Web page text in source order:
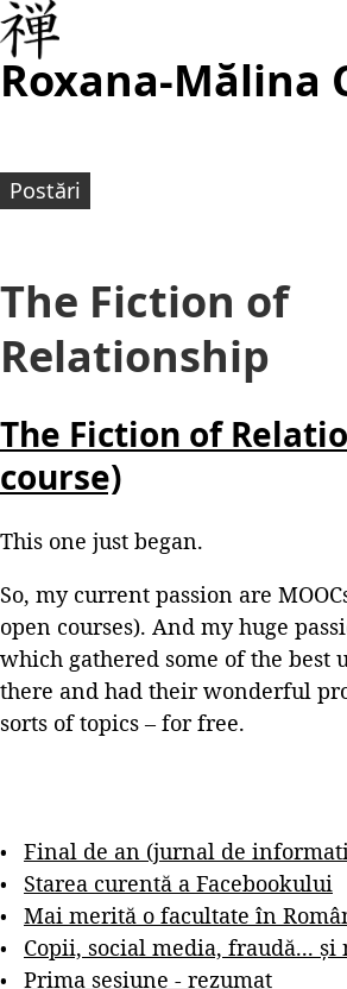
Roxana-Mălina
Postări
The Fiction of
Relationship
The Fiction of
course)
This one just began.
So, my current passion are
open courses). And my huge
which gathered some of the best
there and had their wonderful
sorts of topics – for free.
Final de an (jurnal de
Starea curentă a Facebookului
Mai merită o facultate în
Copii, social media, fraudă... și
Prima sesiune - rezumat